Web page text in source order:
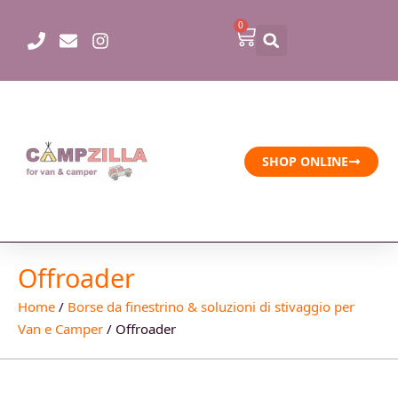
contenuto
0
Carrello
SHOP ONLINE
Offroader
Home / Borse da finestrino & soluzioni di stivaggio per
Van e Camper / Offroader